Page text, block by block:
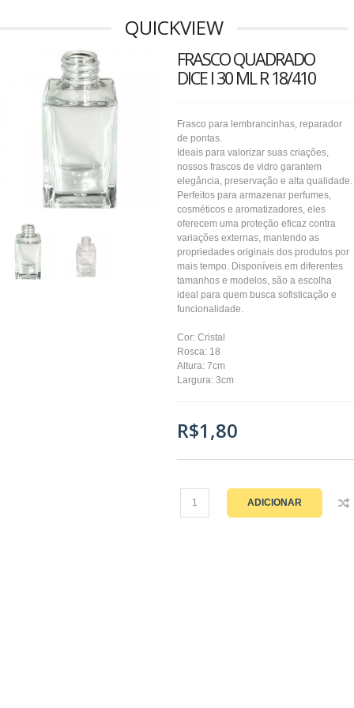
QUICKVIEW
FRASCO QUADRADO
DICE l 30 ML R 18/410
Frasco para lembrancinhas, reparador
de pontas.
Ideais para valorizar suas criações,
nossos frascos de vidro garantem
elegância, preservação e alta qualidade.
Perfeitos para armazenar perfumes,
cosméticos e aromatizadores, eles
oferecem uma proteção eficaz contra
variações externas, mantendo as
propriedades originais dos produtos por
mais tempo. Disponíveis em diferentes
tamanhos e modelos, são a escolha
ideal para quem busca sofisticação e
funcionalidade.
Cor: Cristal
Rosca: 18
Altura: 7cm
Largura: 3cm
R$1,80
ADICIONAR